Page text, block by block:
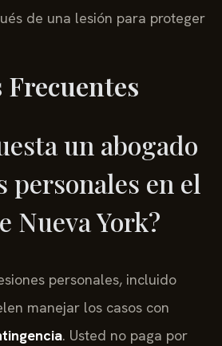
de una lesión para proteger
un abogado
personales en el
Nueva York?
personales, incluido
manejar los casos con
. Usted no paga por